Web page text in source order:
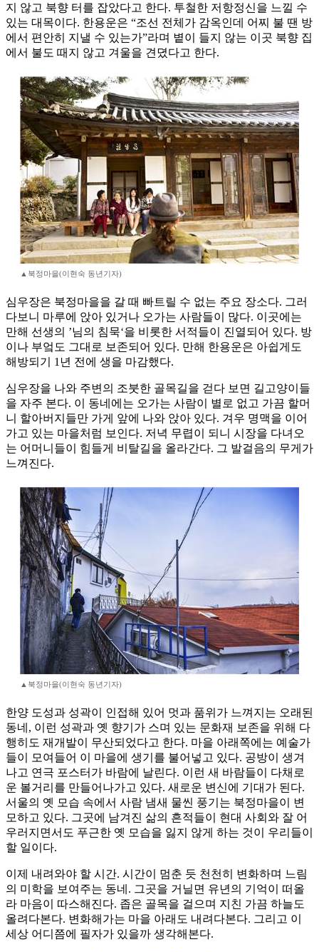
지 않고 북향 터를 잡았다고 한다. 투철한 저항정신을 느낄 수
있는 대목이다. 한용운은 “조선 전체가 감옥인데 어찌 불 땐 방
에서 편안히 지낼 수 있는가”라며 볕이 들지 않는 이곳 북향 집
에서 불도 때지 않고 겨울을 견뎠다고 한다.
▲북정마을(이현숙 동년기자)
심우장은 북정마을을 갈 때 빠트릴 수 없는 주요 장소다. 그러
다보니 마루에 앉아 있거나 오가는 사람들이 많다. 이곳에는
만해 선생의 ’님의 침묵‘을 비롯한 서적들이 진열되어 있다. 방
이나 부엌도 그대로 보존되어 있다. 만해 한용운은 아쉽게도
해방되기 1년 전에 생을 마감했다.
심우장을 나와 주변의 조붓한 골목길을 걷다 보면 길고양이들
을 자주 본다. 이 동네에는 오가는 사람이 별로 없고 가끔 할머
니 할아버지들만 가게 앞에 나와 앉아 있다. 겨우 명맥을 이어
가고 있는 마을처럼 보인다. 저녁 무렵이 되니 시장을 다녀오
는 어머니들이 힘들게 비탈길을 올라간다. 그 발걸음의 무게가
느껴진다.
▲북정마을(이현숙 동년기자)
한양 도성과 성곽이 인접해 있어 멋과 품위가 느껴지는 오래된
동네, 이런 성곽과 옛 향기가 스며 있는 문화재 보존을 위해 다
행히도 재개발이 무산되었다고 한다. 마을 아래쪽에는 예술가
들이 모여들어 이 마을에 생기를 불어넣고 있다. 공방이 생겨
나고 연극 포스터가 바람에 날린다. 이런 새 바람들이 다채로
운 볼거리를 만들어나가고 있다. 새로운 변신에 기대가 된다.
서울의 옛 모습 속에서 사람 냄새 물씬 풍기는 북정마을이 변
모하고 있다. 그곳에 남겨진 삶의 흔적들이 현대 사회와 잘 어
우러지면서도 푸근한 옛 모습을 잃지 않게 하는 것이 우리들이
할 일이다.
이제 내려와야 할 시간. 시간이 멈춘 듯 천천히 변화하며 느림
의 미학을 보여주는 동네. 그곳을 거닐면 유년의 기억이 떠올
라 마음이 따스해진다. 좁은 골목을 걸으며 지친 가끔 하늘도
올려다본다. 변화해가는 마을 아래도 내려다본다. 그리고 이
세상 어디쯤에 필자가 있을까 생각해본다.